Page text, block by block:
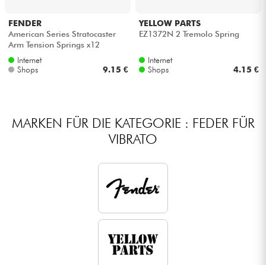
Mikros
FENDER
American Series Stratocaster
Arm Tension Springs x12
Internet
Shops
9.15 €
YELLOW PARTS
EZ1372N 2 Tremolo Spring
Internet
Shops
4.15 €
MARKEN FÜR DIE KATEGORIE : FEDER FÜR
VIBRATO